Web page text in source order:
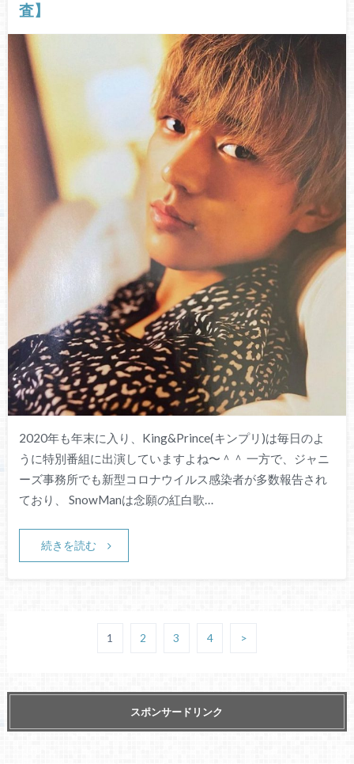
査】
2020年も年末に入り、King&Prince(キンプリ)は毎日のよ
うに特別番組に出演していますよね〜＾＾ 一方で、ジャニ
ーズ事務所でも新型コロナウイルス感染者が多数報告され
ており、 SnowManは念願の紅白歌…
続きを読む
1 2 3 4 >
スポンサードリンク